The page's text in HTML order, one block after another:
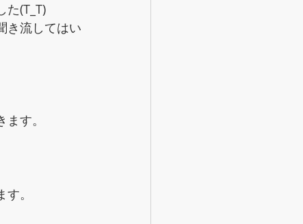
た(T_T)
き流してはい
す。
。